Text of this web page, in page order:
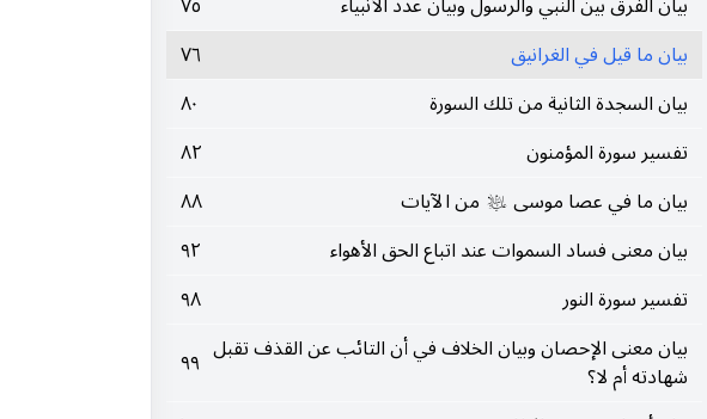
بيان ما قيل في الغرانيق
٧٦
بيان السجدة الثانية من تلك السورة
٨٠
تفسير سورة المؤمنون
٨٢
بيان ما في عصا موسى عليه‌السلام من الآيات
٨٨
بيان معنى فساد السموات عند اتباع الحق الأهواء
٩٢
تفسير سورة النور
٩٨
بيان معنى الإحصان وبيان الخلاف في أن التائب عن القذف تقبل
شهادته أم لا؟
٩٩